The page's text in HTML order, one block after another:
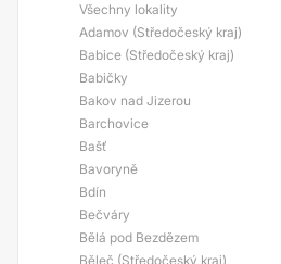
Všechny lokality
Adamov (Středočeský kraj)
Babice (Středočeský kraj)
Babičky
Bakov nad Jizerou
Barchovice
Bašť
Bavoryně
Bdín
Bečváry
Bělá pod Bezdězem
Běleč (Středočeský kraj)